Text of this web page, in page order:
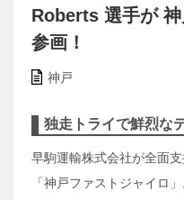
Roberts 選手が
参画！
神戸
独走トライで鮮烈な
早駒運輸株式会社が全面
「神戸ファストジャイロ